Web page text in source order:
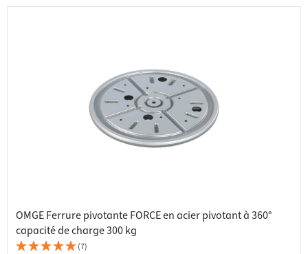
OMGE Ferrure pivotante FORCE en acier pivotant à 360°
capacité de charge 300 kg
(7)